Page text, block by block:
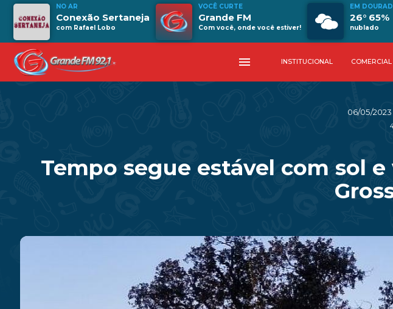
NO AR
Conexão Sertaneja
com Rafael Lobo
VOCÊ CURTE
Grande FM
Com você, onde você estiver!
EM
26° 65%
nublado
menu INSTITUCIONAL COMERCIAL
06/05/
Tempo segue estável com sol